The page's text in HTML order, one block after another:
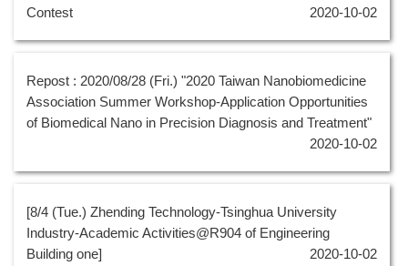
Contest
2020-10-02
Repost : 2020/08/28 (Fri.) "2020 Taiwan Nanobiomedicine
Association Summer Workshop-Application Opportunities
of Biomedical Nano in Precision Diagnosis and Treatment"
2020-10-02
[8/4 (Tue.) Zhending Technology-Tsinghua University
Industry-Academic Activities@R904 of Engineering
Building one]
2020-10-02